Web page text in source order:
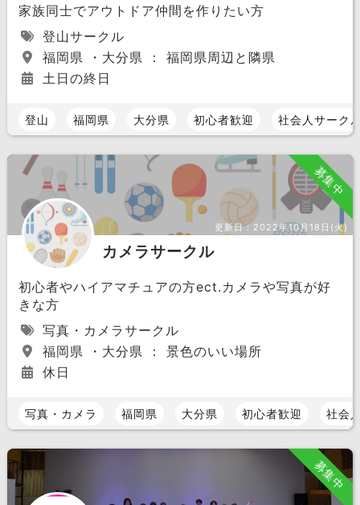
家族同士でアウトドア仲間を作りたい方
登山サークル
福岡県 ・大分県 ： 福岡県周辺と隣県
土日の終日
登山 福岡県 大分県 初心者歓迎 社会人サーク
募集中
更新日： 2022年10月18日(火)
カメラサークル
初心者やハイアマチュアの方ect.カメラや写真が好
きな方
写真・カメラサークル
福岡県 ・大分県 ： 景色のいい場所
休日
写真・カメラ 福岡県 大分県 初心者歓迎 社会
募集中